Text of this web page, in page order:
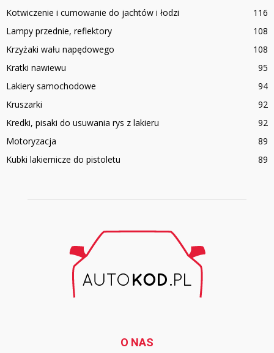
Kotwiczenie i cumowanie do jachtów i łodzi
116
Lampy przednie, reflektory
108
Krzyżaki wału napędowego
108
Kratki nawiewu
95
Lakiery samochodowe
94
Kruszarki
92
Kredki, pisaki do usuwania rys z lakieru
92
Motoryzacja
89
Kubki lakiernicze do pistoletu
89
O NAS